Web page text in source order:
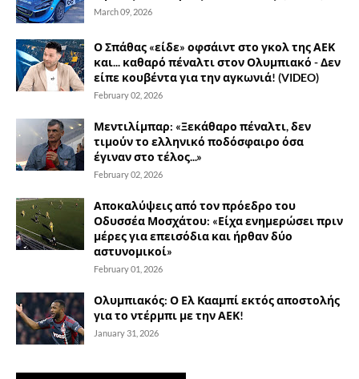
March 09, 2026
Ο Σπάθας «είδε» οφσάιντ στο γκολ της ΑΕΚ
και... καθαρό πέναλτι στον Ολυμπιακό - Δεν
είπε κουβέντα για την αγκωνιά! (VIDEO)
February 02, 2026
Μεντιλίμπαρ: «Ξεκάθαρο πέναλτι, δεν
τιμούν το ελληνικό ποδόσφαιρο όσα
έγιναν στο τέλος...»
February 02, 2026
Αποκαλύψεις από τον πρόεδρο του
Οδυσσέα Μοσχάτου: «Είχα ενημερώσει πριν
μέρες για επεισόδια και ήρθαν δύο
αστυνομικοί»
February 01, 2026
Ολυμπιακός: Ο Ελ Κααμπί εκτός αποστολής
για το ντέρμπι με την ΑΕΚ!
January 31, 2026